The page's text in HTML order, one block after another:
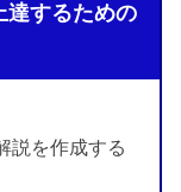
達するための
説を作成する